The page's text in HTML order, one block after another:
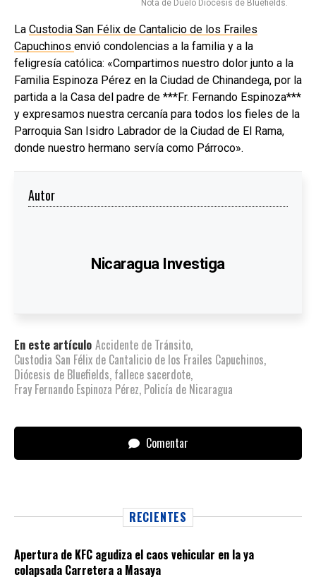
Nota de Duelo Diócesis de Bluefields.
La Custodia San Félix de Cantalicio de los Frailes
Capuchinos envió condolencias a la familia y a la
feligresía católica: «Compartimos nuestro dolor junto a la
Familia Espinoza Pérez en la Ciudad de Chinandega, por la
partida a la Casa del padre de ***Fr. Fernando Espinoza***
y expresamos nuestra cercanía para todos los fieles de la
Parroquia San Isidro Labrador de la Ciudad de El Rama,
donde nuestro hermano servía como Párroco».
Autor
Nicaragua Investiga
En este artículo Accidente de Tránsito,
Custodia San Félix de Cantalicio de los Frailes Capuchinos,
Diócesis de Bluefields, fallece sacerdote,
Fray Fernando Espinoza Pérez, Policía de Nicaragua
Comentar
RECIENTES
Apertura de KFC agudiza el caos vehicular en la ya
colapsada Carretera a Masaya